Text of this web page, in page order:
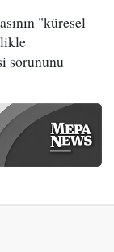
"küresel
sorununu